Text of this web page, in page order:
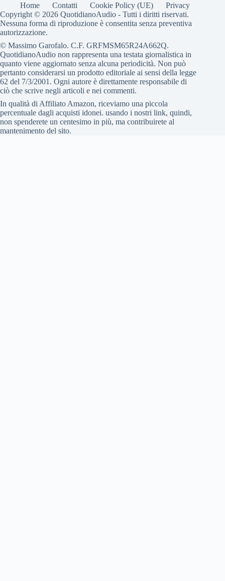
Home Contatti Cookie Policy (UE)
Privacy
Copyright © 2026 QuotidianoAudio - Tutti i diritti riservati.
Nessuna forma di riproduzione è consentita senza preventiva
autorizzazione.
© Massimo Garofalo. C.F. GRFMSM65R24A662Q.
QuotidianoAudio non rappresenta una testata giornalistica in
quanto viene aggiornato senza alcuna periodicità. Non può
pertanto considerarsi un prodotto editoriale ai sensi della legge
62 del 7/3/2001. Ogni autore è direttamente responsabile di
ciò che scrive negli articoli e nei commenti.
In qualità di Affiliato Amazon, riceviamo una piccola
percentuale dagli acquisti idonei. usando i nostri link, quindi,
non spenderete un centesimo in più, ma contribuirete al
mantenimento del sito.